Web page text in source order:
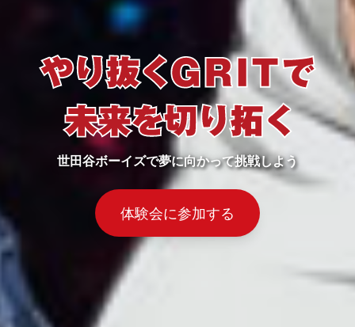
世田谷ボーイズで夢に向かって挑戦しよう
体験会に参加する